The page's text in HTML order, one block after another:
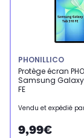
PHONILLICO
Protège écran
Samsung Galaxy
FE
Vendu et expédié
9,99€